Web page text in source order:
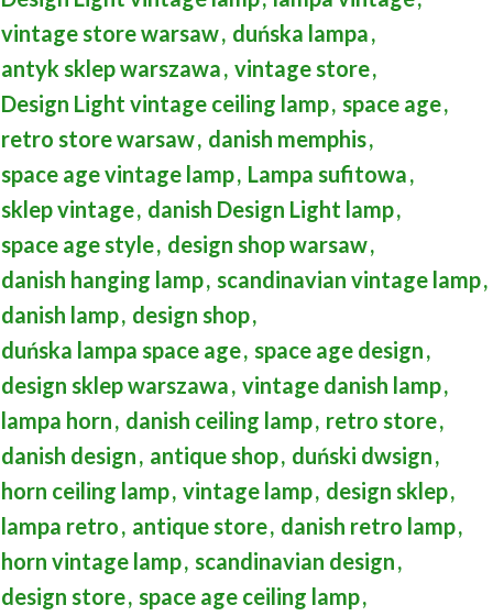
vintage store warsaw, duńska lampa,
antyk sklep warszawa, vintage store,
Design Light vintage ceiling lamp, space age,
retro store warsaw, danish memphis,
space age vintage lamp, Lampa sufitowa,
sklep vintage, danish Design Light lamp,
space age style, design shop warsaw,
danish hanging lamp, scandinavian vintage lamp,
danish lamp, design shop,
duńska lampa space age, space age design,
design sklep warszawa, vintage danish lamp,
lampa horn, danish ceiling lamp, retro store,
danish design, antique shop, duński dwsign,
horn ceiling lamp, vintage lamp, design sklep,
lampa retro, antique store, danish retro lamp,
horn vintage lamp, scandinavian design,
design store, space age ceiling lamp,